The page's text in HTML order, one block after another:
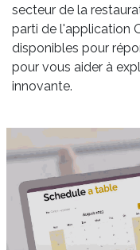
secteur de la
parti de l'application
disponibles pour
pour vous aider à
innovante.